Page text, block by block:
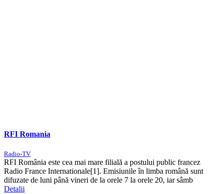
RFI Romania
Radio-TV
RFI România este cea mai mare filială a postului public francez
Radio France Internationale[1]. Emisiunile în limba română sunt
difuzate de luni până vineri de la orele 7 la orele 20, iar sâmb
Detalii